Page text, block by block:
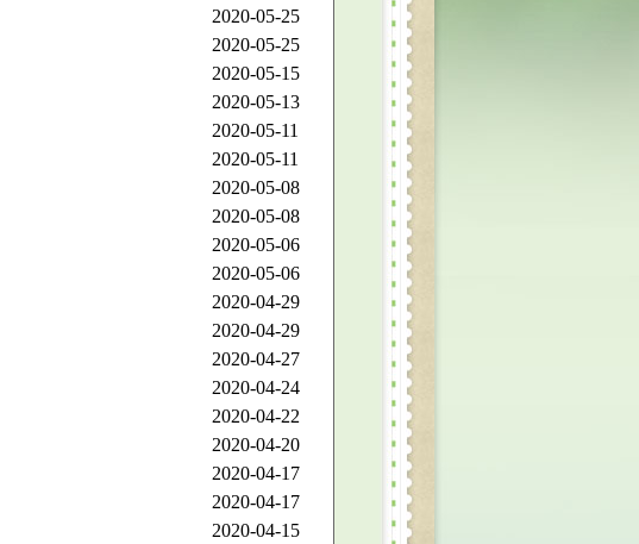
2020-05-25
2020-05-25
2020-05-15
2020-05-13
2020-05-11
2020-05-11
2020-05-08
2020-05-08
2020-05-06
2020-05-06
2020-04-29
2020-04-29
2020-04-27
2020-04-24
2020-04-22
2020-04-20
2020-04-17
2020-04-17
2020-04-15